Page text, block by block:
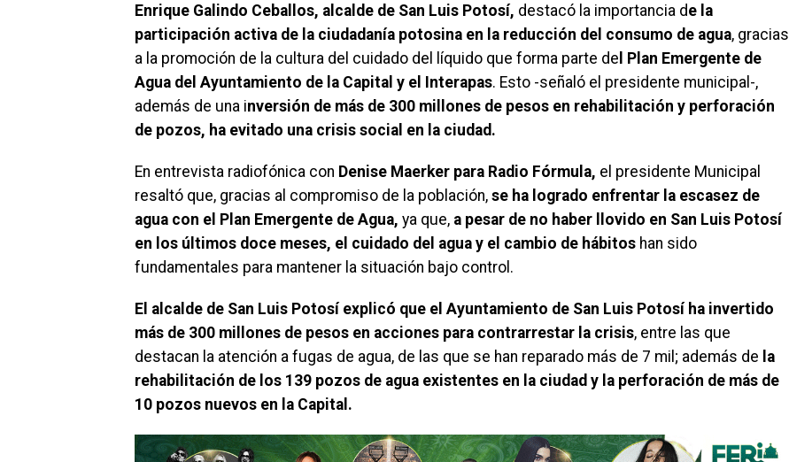
Enrique Galindo Ceballos, alcalde de San Luis Potosí, destacó la importancia de la
participación activa de la ciudadanía potosina en la reducción del consumo de agua, gracias
a la promoción de la cultura del cuidado del líquido que forma parte de l Plan Emergente de
Agua del Ayuntamiento de la Capital y el Interapas. Esto -señaló el presidente municipal-,
además de una inversión de más de 300 millones de pesos en rehabilitación y perforación
de pozos, ha evitado una crisis social en la ciudad.
En entrevista radiofónica con Denise Maerker para Radio Fórmula, el presidente Municipal
resaltó que, gracias al compromiso de la población, se ha logrado enfrentar la escasez de
agua con el Plan Emergente de Agua, ya que, a pesar de no haber llovido en San Luis Potosí
en los últimos doce meses, el cuidado del agua y el cambio de hábitos han sido
fundamentales para mantener la situación bajo control.
El alcalde de San Luis Potosí explicó que el Ayuntamiento de San Luis Potosí ha invertido
más de 300 millones de pesos en acciones para contrarrestar la crisis, entre las que
destacan la atención a fugas de agua, de las que se han reparado más de 7 mil; además de la
rehabilitación de los 139 pozos de agua existentes en la ciudad y la perforación de más de
10 pozos nuevos en la Capital.